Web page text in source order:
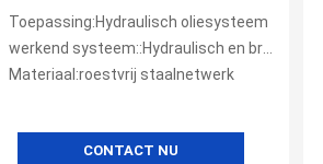
Filtration 17410286
Toepassing:Hydraulisch oliesysteem
werkend systeem::Hydraulisch en brandstofsysteem
Materiaal:roestvrij staalnetwerk
CONTACT NU